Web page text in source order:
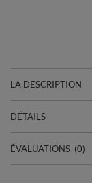
LA DESCRIPTION
DÉTAILS
ÉVALUATIONS (0)